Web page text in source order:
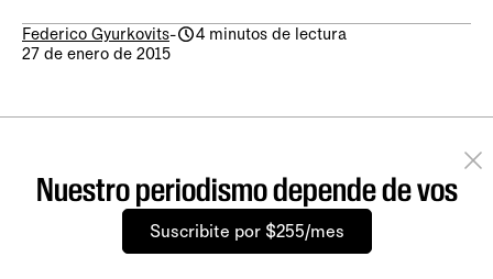
Federico Gyurkovits-
4 minutos de lectura
27 de enero de 2015
Nuestro periodismo depende de vos
Suscribite por $255/mes